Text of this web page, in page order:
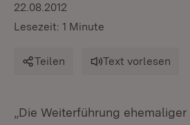
22.08.2012
Lesezeit: 1 Minute
Teilen Text vorlesen
„Die Weiterführung